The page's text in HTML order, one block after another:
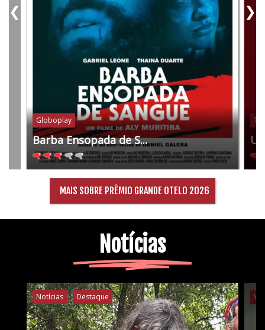
Globoplay
Barba Ensopada de S...
❮ ❯
MAIS SOBRE PRÊMIO GRANDE OTELO 2026
Notícias
Notícias Destaque